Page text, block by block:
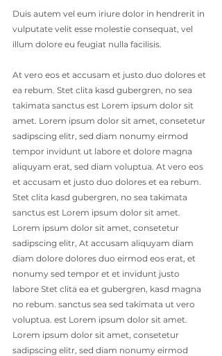
Duis autem vel eum iriure dolor in hendrerit in
vulputate velit esse molestie consequat, vel
illum dolore eu feugiat nulla facilisis.
At vero eos et accusam et justo duo dolores et
ea rebum. Stet clita kasd gubergren, no sea
takimata sanctus est Lorem ipsum dolor sit
amet. Lorem ipsum dolor sit amet, consetetur
sadipscing elitr, sed diam nonumy eirmod
tempor invidunt ut labore et dolore magna
aliquyam erat, sed diam voluptua. At vero eos
et accusam et justo duo dolores et ea rebum.
Stet clita kasd gubergren, no sea takimata
sanctus est Lorem ipsum dolor sit amet.
Lorem ipsum dolor sit amet, consetetur
sadipscing elitr, At accusam aliquyam diam
diam dolore dolores duo eirmod eos erat, et
nonumy sed tempor et et invidunt justo
labore Stet clita ea et gubergren, kasd magna
no rebum. sanctus sea sed takimata ut vero
voluptua. est Lorem ipsum dolor sit amet.
Lorem ipsum dolor sit amet, consetetur
sadipscing elitr, sed diam nonumy eirmod